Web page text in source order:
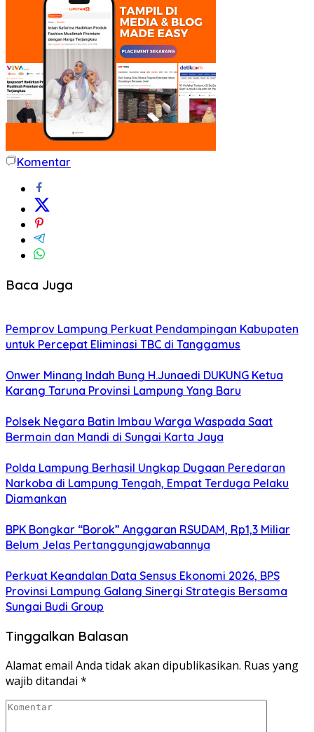
Komentar
Baca Juga
Pemprov Lampung Perkuat Pendampingan Kabupaten
untuk Percepat Eliminasi TBC di Tanggamus
Onwer Minang Indah Bung H.Junaedi DUKUNG Ketua
Karang Taruna Provinsi Lampung Yang Baru
Polsek Negara Batin Imbau Warga Waspada Saat
Bermain dan Mandi di Sungai Karta Jaya
Polda Lampung Berhasil Ungkap Dugaan Peredaran
Narkoba di Lampung Tengah, Empat Terduga Pelaku
Diamankan
BPK Bongkar “Borok” Anggaran RSUDAM, Rp1,3 Miliar
Belum Jelas Pertanggungjawabannya
Perkuat Keandalan Data Sensus Ekonomi 2026, BPS
Provinsi Lampung Galang Sinergi Strategis Bersama
Sungai Budi Group
Tinggalkan Balasan
Alamat email Anda tidak akan dipublikasikan. Ruas yang
wajib ditandai *